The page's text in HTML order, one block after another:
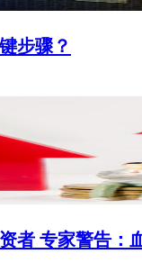
步骤？
者 专家警告：